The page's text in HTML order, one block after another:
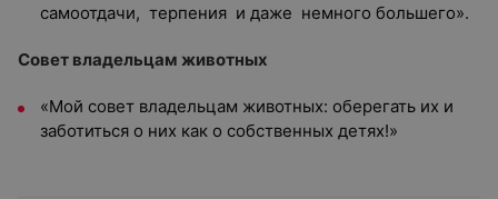
самоотдачи, терпения и даже немного большего».
Совет владельцам животных
«Мой совет владельцам животных: оберегать их и
заботиться о них как о собственных детях!»